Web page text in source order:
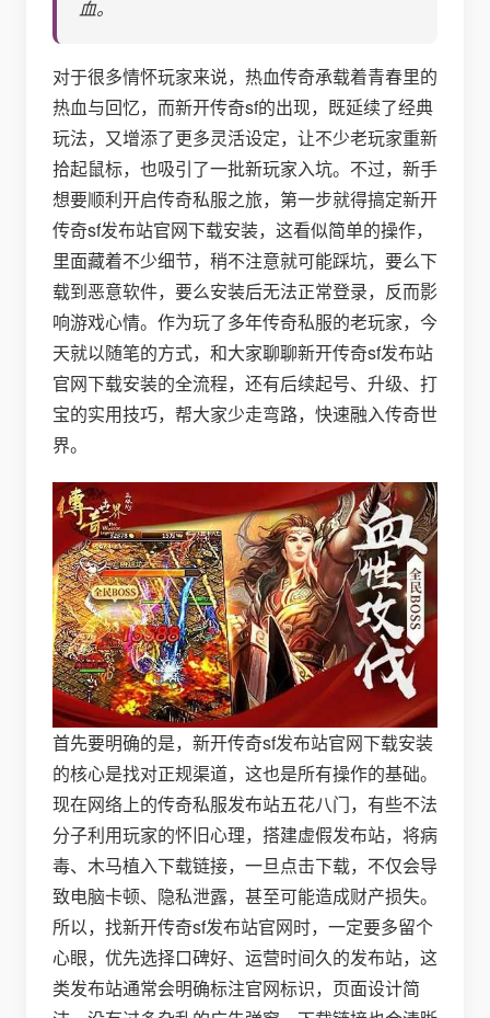
血。
对于很多情怀玩家来说，热血传奇承载着青春里的
热血与回忆，而新开传奇sf的出现，既延续了经典
玩法，又增添了更多灵活设定，让不少老玩家重新
拾起鼠标，也吸引了一批新玩家入坑。不过，新手
想要顺利开启传奇私服之旅，第一步就得搞定新开
传奇sf发布站官网下载安装，这看似简单的操作，
里面藏着不少细节，稍不注意就可能踩坑，要么下
载到恶意软件，要么安装后无法正常登录，反而影
响游戏心情。作为玩了多年传奇私服的老玩家，今
天就以随笔的方式，和大家聊聊新开传奇sf发布站
官网下载安装的全流程，还有后续起号、升级、打
宝的实用技巧，帮大家少走弯路，快速融入传奇世
界。
首先要明确的是，新开传奇sf发布站官网下载安装
的核心是找对正规渠道，这也是所有操作的基础。
现在网络上的传奇私服发布站五花八门，有些不法
分子利用玩家的怀旧心理，搭建虚假发布站，将病
毒、木马植入下载链接，一旦点击下载，不仅会导
致电脑卡顿、隐私泄露，甚至可能造成财产损失。
所以，找新开传奇sf发布站官网时，一定要多留个
心眼，优先选择口碑好、运营时间久的发布站，这
类发布站通常会明确标注官网标识，页面设计简